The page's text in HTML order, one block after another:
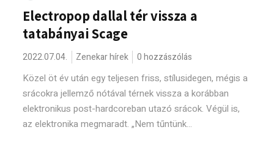
Electropop dallal tér vissza a
tatabányai Scage
2022.07.04. Zenekar hírek 0 hozzászólás
Közel öt év után egy teljesen friss, stílusidegen, mégis a
srácokra jellemző nótával térnek vissza a korábban
elektronikus post-hardcoreban utazó srácok. Végül is,
az elektronika megmaradt. „Nem tűntünk...